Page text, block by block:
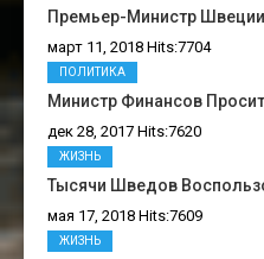
Премьер-Министр
март 11, 2018 Hits:7704
Министр Финансов
дек 28, 2017 Hits:7620
ПОЛИТИКА
Тысячи Шведов
мая 17, 2018 Hits:7609
ЖИЗНЬ
ЖИЗНЬ